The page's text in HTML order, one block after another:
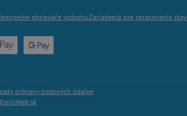
ohrievače vzduchuZariadenia pre spracovanie
ochrany osobných údajov